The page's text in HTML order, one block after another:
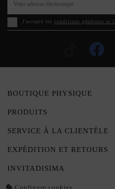
J'accepte les conditions générales et
BOUTIQUE PHYSIQUE
PRODUITS
SERVICE À LA CLIENTÈLE
EXPÉDITION ET RETOURS
INVITADISIMA
Configure cookies